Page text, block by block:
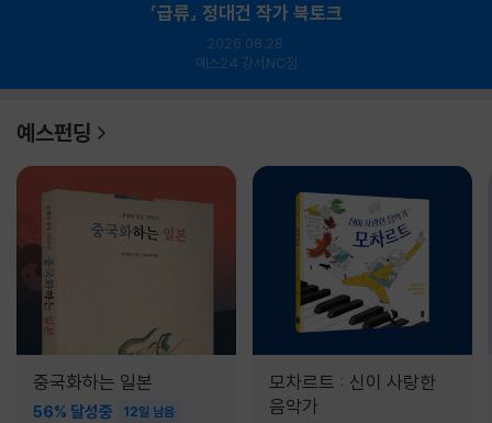
『급류』 정대건 작가 북토크
2026.08.28.
예스24 강서NC점
예스펀딩
중국화하는 일본
56% 달성중 12일 남음
모차르트 : 신이 사랑한
음악가